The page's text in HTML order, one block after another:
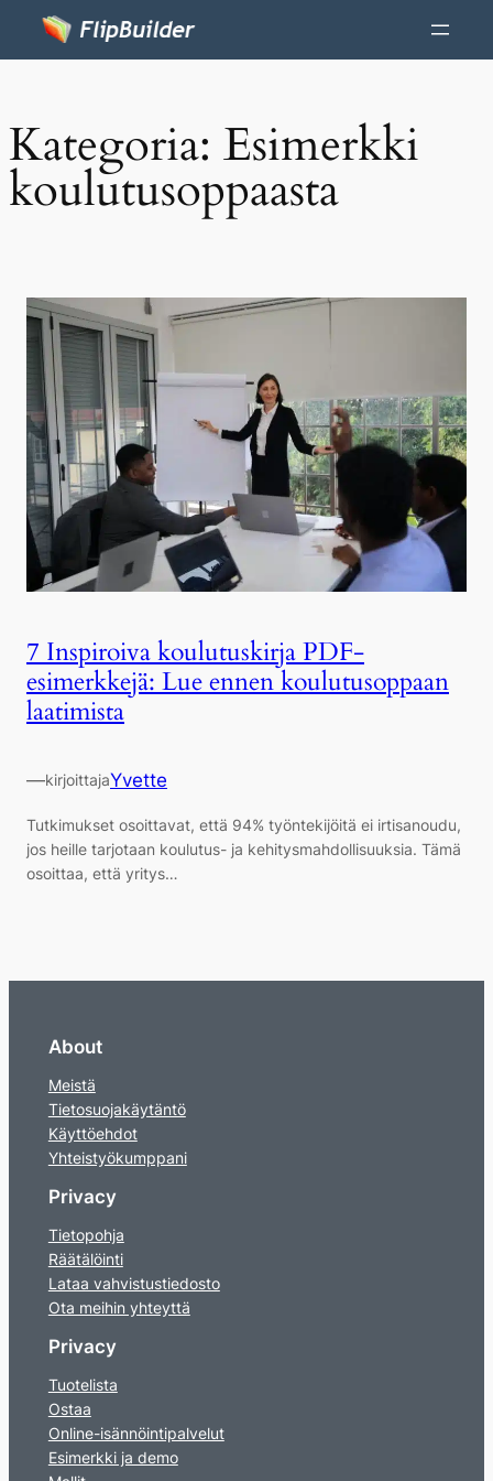
Kategoria: Esimerkki
koulutusoppaasta
7 Inspiroiva koulutuskirja PDF-
esimerkkejä: Lue ennen koulutusoppaan
laatimista
—kirjoittajaYvette
Tutkimukset osoittavat, että 94% työntekijöitä ei irtisanoudu,
jos heille tarjotaan koulutus- ja kehitysmahdollisuuksia. Tämä
osoittaa, että yritys…
About
Meistä
Tietosuojakäytäntö
Käyttöehdot
Yhteistyökumppani
Privacy
Tietopohja
Räätälöinti
Lataa vahvistustiedosto
Ota meihin yhteyttä
Privacy
Tuotelista
Ostaa
Online-isännöintipalvelut
Esimerkki ja demo